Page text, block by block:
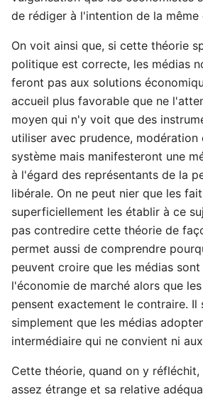
de rédiger à l'intention de la même
On voit ainsi que, si cette théorie
politique est correcte, les médias
feront pas aux solutions
accueil plus favorable que ne
moyen qui n'y voit que des
utiliser avec prudence, modération
système mais manifesteront une
à l'égard des représentants de la
libérale. On ne peut nier que les
superficiellement les établir à ce
pas contredire cette théorie de
permet aussi de comprendre
peuvent croire que les médias
l'économie de marché alors que
pensent exactement le contraire. Il
simplement que les médias
intermédiaire qui ne convient ni
Cette théorie, quand on y réfléchit,
assez étrange et sa relative